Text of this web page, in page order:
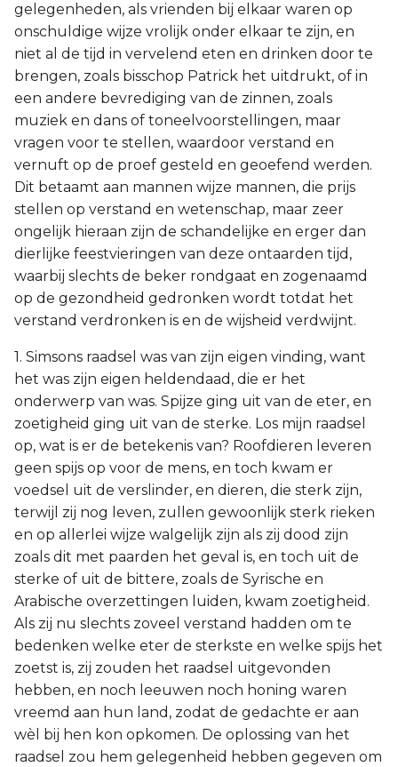
gelegenheden, als vrienden bij elkaar waren op
onschuldige wijze vrolijk onder elkaar te zijn, en
niet al de tijd in vervelend eten en drinken door te
brengen, zoals bisschop Patrick het uitdrukt, of in
een andere bevrediging van de zinnen, zoals
muziek en dans of toneelvoorstellingen, maar
vragen voor te stellen, waardoor verstand en
vernuft op de proef gesteld en geoefend werden.
Dit betaamt aan mannen wijze mannen, die prijs
stellen op verstand en wetenschap, maar zeer
ongelijk hieraan zijn de schandelijke en erger dan
dierlijke feestvieringen van deze ontaarden tijd,
waarbij slechts de beker rondgaat en zogenaamd
op de gezondheid gedronken wordt totdat het
verstand verdronken is en de wijsheid verdwijnt.
1. Simsons raadsel was van zijn eigen vinding, want
het was zijn eigen heldendaad, die er het
onderwerp van was. Spijze ging uit van de eter, en
zoetigheid ging uit van de sterke. Los mijn raadsel
op, wat is er de betekenis van? Roofdieren leveren
geen spijs op voor de mens, en toch kwam er
voedsel uit de verslinder, en dieren, die sterk zijn,
terwijl zij nog leven, zullen gewoonlijk sterk rieken
en op allerlei wijze walgelijk zijn als zij dood zijn
zoals dit met paarden het geval is, en toch uit de
sterke of uit de bittere, zoals de Syrische en
Arabische overzettingen luiden, kwam zoetigheid.
Als zij nu slechts zoveel verstand hadden om te
bedenken welke eter de sterkste en welke spijs het
zoetst is, zij zouden het raadsel uitgevonden
hebben, en noch leeuwen noch honing waren
vreemd aan hun land, zodat de gedachte er aan
wèl bij hen kon opkomen. De oplossing van het
raadsel zou hem gelegenheid hebben gegeven om